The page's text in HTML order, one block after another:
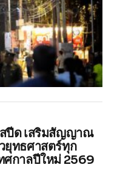
สปีด เสริมสัญญาณ
ยุทธศาสตร์ทุก
ศกาลปีใหม่ 2569